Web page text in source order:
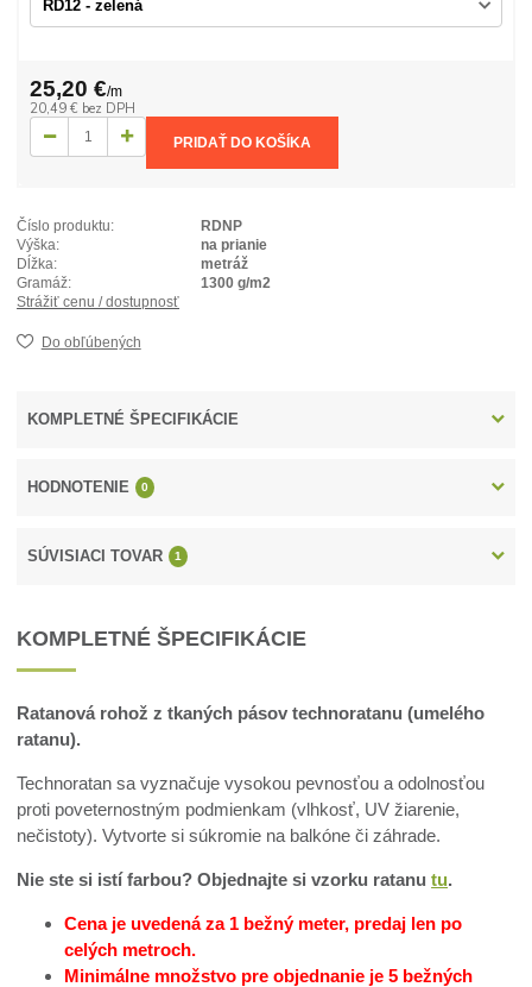
25,20 €/m
20,49 € bez DPH
PRIDAŤ DO KOŠÍKA
Číslo produktu:
RDNP
Výška:
na prianie
Dĺžka:
metráž
Gramáž:
1300 g/m2
Strážiť cenu / dostupnosť
Do obľúbených
KOMPLETNÉ ŠPECIFIKÁCIE
HODNOTENIE 0
SÚVISIACI TOVAR 1
KOMPLETNÉ ŠPECIFIKÁCIE
Ratanová rohož z tkaných pásov technoratanu (umelého
ratanu).
Technoratan sa vyznačuje vysokou pevnosťou a odolnosťou
proti poveternostným podmienkam (vlhkosť, UV žiarenie,
nečistoty). Vytvorte si súkromie na balkóne či záhrade.
Nie ste si istí farbou? Objednajte si vzorku ratanutu.
Cena je uvedená za 1 bežný meter, predaj len po
celých metroch.
Minimálne množstvo pre objednanie je 5 bežných